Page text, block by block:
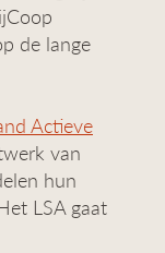
de lange
Actieve
van
hun
LSA gaat